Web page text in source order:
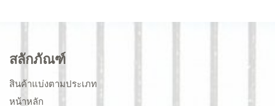
สลักภัณฑ์
สินค้าแบ่งตามประเภท
หน้าหลัก